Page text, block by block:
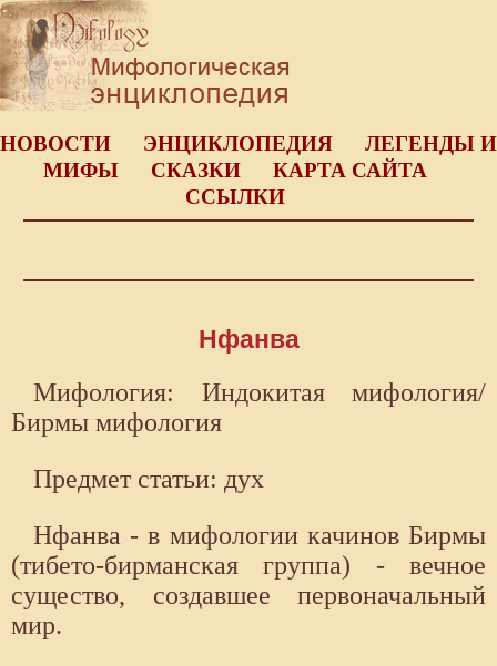
НОВОСТИ ЭНЦИКЛОПЕДИЯ
ЛЕГЕНДЫ И
МИФЫ
СКАЗКИ
КАРТА САЙТА
ССЫЛКИ
Нфанва
Мифология: Индокитая мифология/
Бирмы мифология
Предмет статьи: дух
Нфанва - в мифологии качинов Бирмы
(тибето-бирманская группа) - вечное
существо, создавшее первоначальный
мир.